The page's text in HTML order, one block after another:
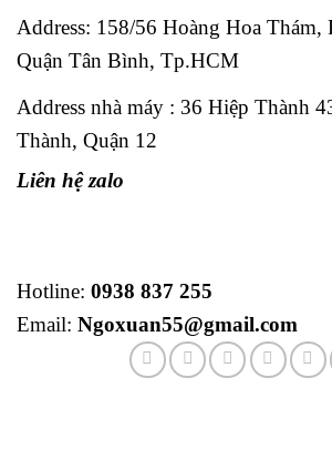
Address: 158/56 Hoàng Hoa Thám,
Quận Tân Bình, Tp.HCM
Address nhà máy : 36 Hiệp Thành
Thành, Quận 12
Liên hệ zalo
Hotline: 0938 837 255
Email: Ngoxuan55@gmail.com